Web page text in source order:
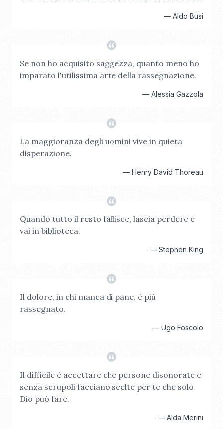
— Aldo Busi
Se non ho acquisito saggezza, quanto meno ho
imparato l'utilissima arte della rassegnazione.
— Alessia Gazzola
La maggioranza degli uomini vive in quieta
disperazione.
— Henry David Thoreau
Quando tutto il resto fallisce, lascia perdere e
vai in biblioteca.
— Stephen King
Il dolore, in chi manca di pane, è più
rassegnato.
— Ugo Foscolo
Il difficile è accettare che persone disonorate e
senza scrupoli facciano scelte per te che solo
Dio può fare.
— Alda Merini